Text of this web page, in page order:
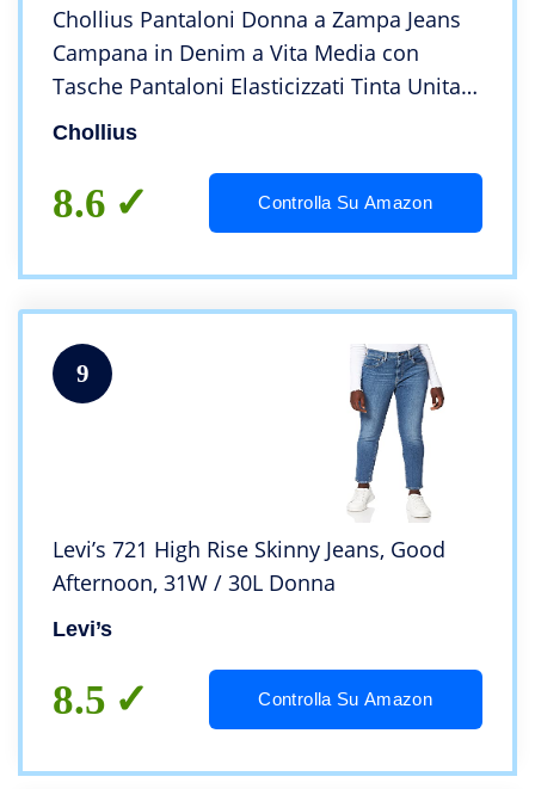
Chollius Pantaloni Donna a Zampa Jeans
Campana in Denim a Vita Media con
Tasche Pantaloni Elasticizzati Tinta Unita a
Base Lavoro Classico Elegante Slim Fit
Chollius
8.6 Controlla Su Amazon
9
Levi’s 721 High Rise Skinny Jeans, Good
Afternoon, 31W / 30L Donna
Levi’s
8.5 Controlla Su Amazon